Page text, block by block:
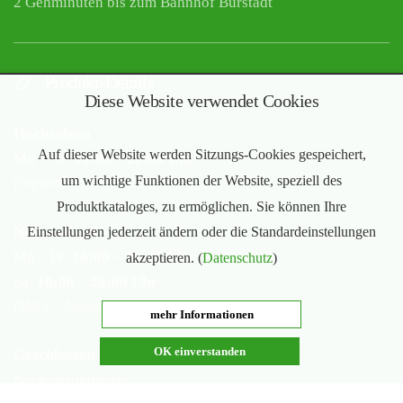
Mo – Sa:10:00 – 20:00 Uhr
(September – Februar)
Nebensaison
16:00 – 20:00 Uhr
(März – August)
Diese Website verwendet Cookies
Auf dieser Website werden Sitzungs-Cookies gespeichert,
um wichtige Funktionen der Website, speziell des
Produktkataloges, zu ermöglichen. Sie können Ihre
Einstellungen jederzeit ändern oder die Standardeinstellungen
akzeptieren. (Datenschutz)
mehr Informationen
OK einverstanden